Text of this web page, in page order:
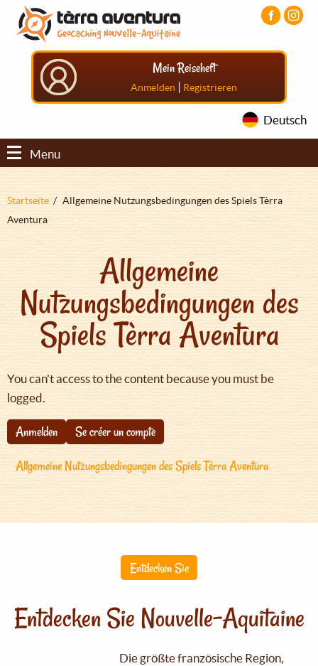
Direkt
zum
Inhalt
Aller
menu
principal
Aller
pied
Mein Reiseheft
Anmelden | Registrieren
Deutsch
Menu
Pfadnavigation
Startseite
Allgemeine Nutzungsbedingungen des Spiels Tèrra
Aventura
Allgemeine
Nutzungsbedingungen des
Spiels Tèrra Aventura
You can't access to the content because you must be
logged.
Anmelden
Se créer un compte
Allgemeine Nutzungsbedingungen des Spiels Tèrra Aventura
Entdecken Sie
Entdecken Sie Nouvelle-Aquitaine
Die größte französische Region,